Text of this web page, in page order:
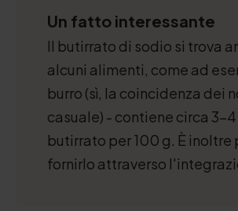
Un fatto interessante
Il butirrato di sodio si trova
alcuni alimenti, come ad
burro (sì, la coincidenza dei
casuale) - contiene circa 3-4
butirrato per 100 g. È inoltre
fornirlo attraverso